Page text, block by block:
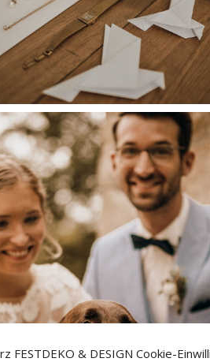
FESTDEKO & DESIGN Cookie-